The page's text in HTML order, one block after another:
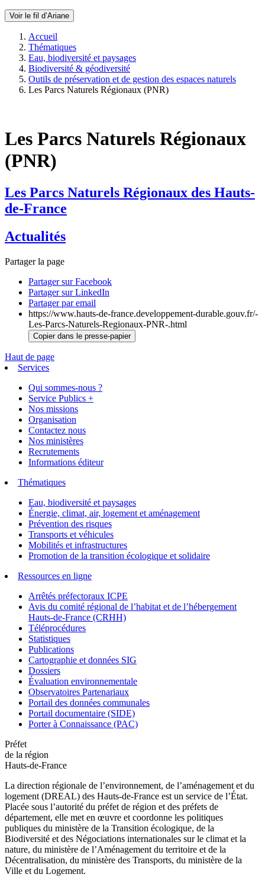
Voir le fil d’Ariane
Accueil
Thématiques
Eau, biodiversité et paysages
Biodiversité & géodiversité
Outils de préservation et de gestion des espaces naturels
Les Parcs Naturels Régionaux (PNR)
Les Parcs Naturels Régionaux
(PNR)
Les Parcs Naturels Régionaux des Hauts-
de-France
Actualités
Partager la page
Partager sur Facebook
Partager sur LinkedIn
Partager par email
https://www.hauts-de-france.developpement-durable.gouv.fr/-
Les-Parcs-Naturels-Regionaux-PNR-.html
Copier dans le presse-papier
Haut de page
Services
Qui sommes-nous ?
Service Publics +
Nos missions
Organisation
Contactez nous
Nos ministères
Recrutements
Informations éditeur
Thématiques
Eau, biodiversité et paysages
Énergie, climat, air, logement et aménagement
Prévention des risques
Transports et véhicules
Mobilités et infrastructures
Promotion de la transition écologique et solidaire
Ressources en ligne
Arrêtés préfectoraux ICPE
Avis du comité régional de l’habitat et de l’hébergement
Hauts-de-France (CRHH)
Téléprocédures
Statistiques
Publications
Cartographie et données SIG
Dossiers
Évaluation environnementale
Observatoires Partenariaux
Portail des données communales
Portail documentaire (SIDE)
Porter à Connaissance (PAC)
Préfet
de la région
Hauts-de-France
La direction régionale de l’environnement, de l’aménagement et du
logement (DREAL) des Hauts-de-France est un service de l’État.
Placée sous l’autorité du préfet de région et des préfets de
département, elle met en œuvre et coordonne les politiques
publiques du ministère de la Transition écologique, de la
Biodiversité et des Négociations internationales sur le climat et la
nature, du ministère de l’Aménagement du territoire et de la
Décentralisation, du ministère des Transports, du ministère de la
Ville et du Logement.